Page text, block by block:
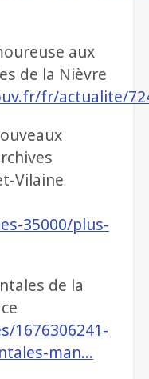
aux
de la Nièvre
fr/actualite/
Vilaine
35000/plus-
de la
1676306241-
man…